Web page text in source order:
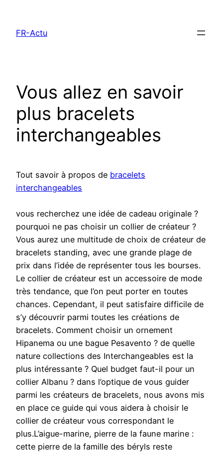
contenu
FR-Actu
Vous allez en savoir
plus bracelets
interchangeables
Tout savoir à propos de bracelets
interchangeables
vous recherchez une idée de cadeau originale ?
pourquoi ne pas choisir un collier de créateur ?
Vous aurez une multitude de choix de créateur de
bracelets standing, avec une grande plage de
prix dans l’idée de représenter tous les bourses.
Le collier de créateur est un accessoire de mode
très tendance, que l’on peut porter en toutes
chances. Cependant, il peut satisfaire difficile de
s’y découvrir parmi toutes les créations de
bracelets. Comment choisir un ornement
Hipanema ou une bague Pesavento ? de quelle
nature collections des Interchangeables est la
plus intéressante ? Quel budget faut-il pour un
collier Albanu ? dans l’optique de vous guider
parmi les créateurs de bracelets, nous avons mis
en place ce guide qui vous aidera à choisir le
collier de créateur vous correspondant le
plus.L’aigue-marine, pierre de la faune marine :
cette pierre de la famille des béryls reste